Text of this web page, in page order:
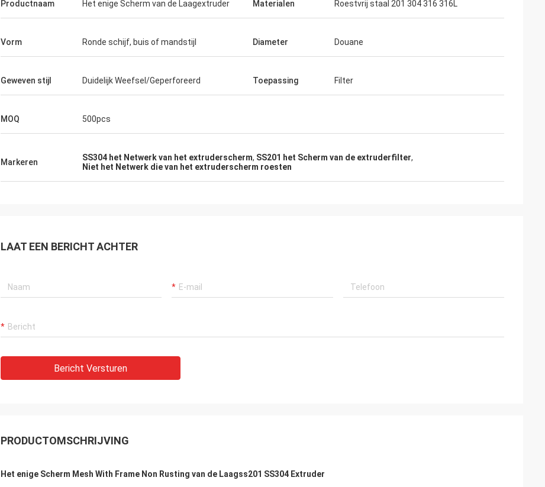
Productnaam Het enige Scherm van de Laagextruder Materialen Roestvrij staal 201 304 316 316L
Vorm Ronde schijf, buis of mandstijl Diameter Douane
Geweven stijl Duidelijk Weefsel/Geperforeerd Toepassing Filter
MOQ 500pcs
Markeren SS304 het Netwerk van het extruderscherm, SS201 het Scherm van de extruderfilter,
Niet het Netwerk die van het extruderscherm roesten
LAAT EEN BERICHT ACHTER
Bericht Versturen
PRODUCTOMSCHRIJVING
Het enige Scherm Mesh With Frame Non Rusting van de Laagss201 SS304 Extruder